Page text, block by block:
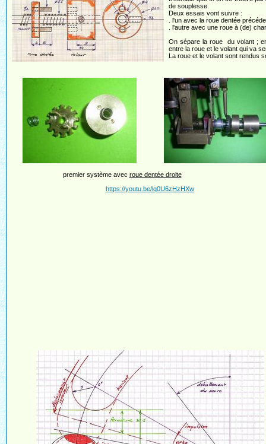
de souplesse.
Deux essais vont suivre :
. l'un avec la roue dentée
. l'autre avec une roue à (de)
On sépare la roue du volant ;
entre la roue et le volant qui va
La roue et le volant sont rendus
premier système avec roue dentée droite
https://youtu.be/lq0U6zHzHXw